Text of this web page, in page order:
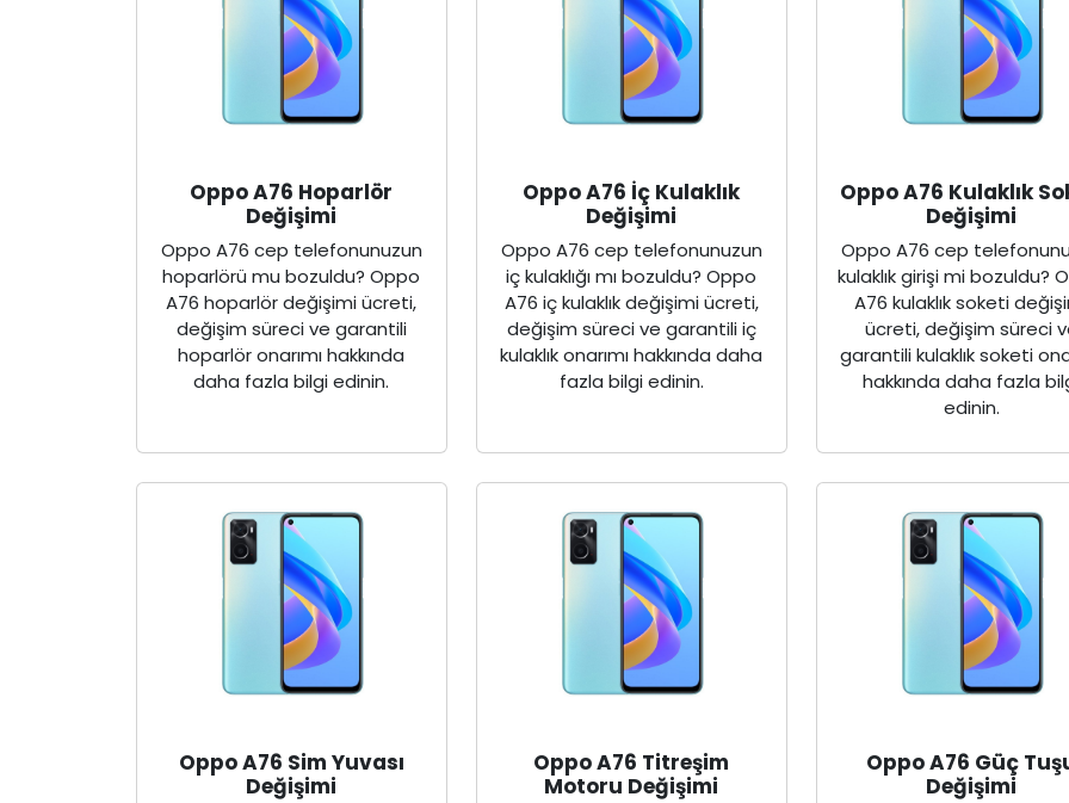
Oppo A76 Hoparlör
Değişimi
Oppo A76 cep telefonunuzun
hoparlörü mu bozuldu? Oppo
A76 hoparlör değişimi ücreti,
değişim süreci ve garantili
hoparlör onarımı hakkında
daha fazla bilgi edinin.
Oppo A76 İç Kulaklık
Değişimi
Oppo A76 cep telefonunuzun
iç kulaklığı mı bozuldu? Oppo
A76 iç kulaklık değişimi ücreti,
değişim süreci ve garantili iç
kulaklık onarımı hakkında daha
fazla bilgi edinin.
Oppo A76 Kulaklık
Değişimi
Oppo A76 cep
kulaklık girişi mi bozuldu?
A76 kulaklık soketi
ücreti, değişim süreci
garantili kulaklık soketi
hakkında daha fazla
edinin.
Oppo A76 Sim Yuvası
Değişimi
Oppo A76 Titreşim
Motoru Değişimi
Oppo A76 Güç
Değişimi